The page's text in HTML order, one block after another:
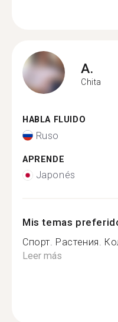
A.
Chita
HABLA FLUIDO
Ruso
APRENDE
Japonés
Mis temas
Спорт. Растения.
Leer más